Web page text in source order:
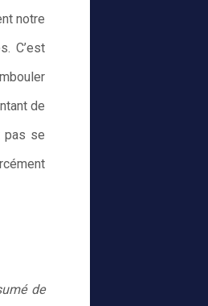
notre
C’est
de
pas se
de